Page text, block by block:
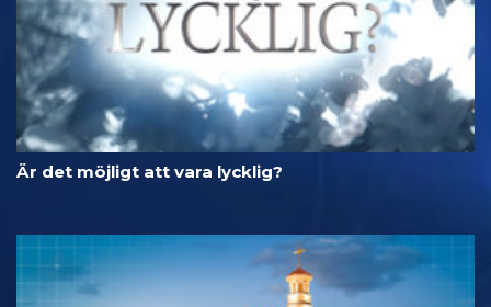
Är det möjligt att vara lycklig?